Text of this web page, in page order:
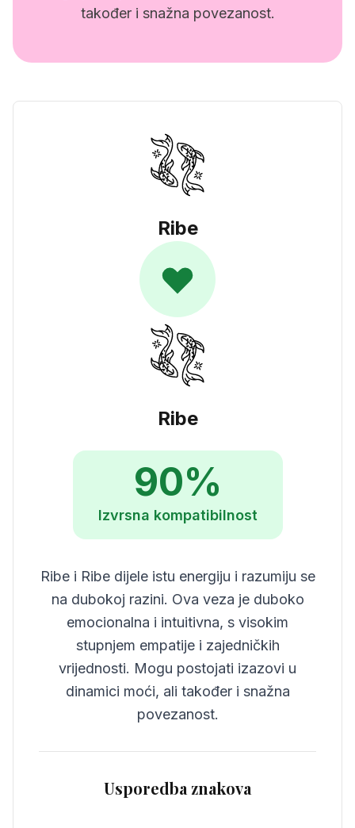
također i snažna povezanost.
Ribe
Ribe
90%
Izvrsna kompatibilnost
Ribe i Ribe dijele istu energiju i razumiju se
na dubokoj razini. Ova veza je duboko
emocionalna i intuitivna, s visokim
stupnjem empatije i zajedničkih
vrijednosti. Mogu postojati izazovi u
dinamici moći, ali također i snažna
povezanost.
Usporedba znakova